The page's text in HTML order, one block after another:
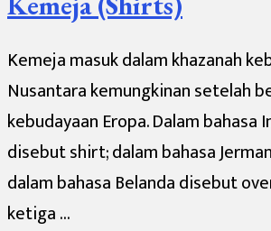
Kemeja masuk dalam khazanah
Nusantara kemungkinan setelah
kebudayaan Eropa. Dalam bahasa
disebut shirt; dalam bahasa
dalam bahasa Belanda disebut
ketiga …